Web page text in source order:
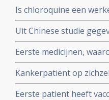
onderzoek bij 86
Is chloroquine een
wel op. Hier een paar
Uit Chinese studie
mensen besmet met
herstelt
Eerste medicijnen,
uitstekend te werken.
onderzoekers
Kankerpatiënt op
NOS in een artikel
Eerste patient heeft